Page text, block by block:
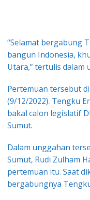
“Selamat bergabung
bangun Indonesia,
Utara,” tertulis dalam
Pertemuan tersebut
(9/12/2022). Tengku
bakal calon legislatif
Sumut.
Dalam unggahan
Sumut, Rudi Zulham
pertemuan itu. Saat
bergabungnya